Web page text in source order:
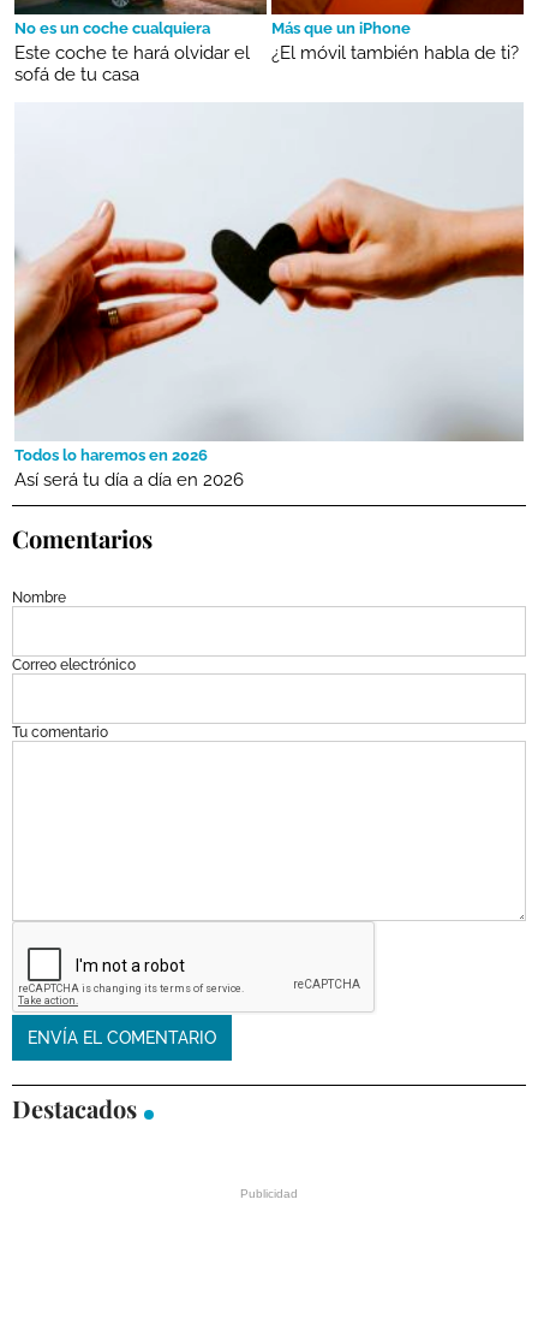
No es un coche cualquiera
Este coche te hará olvidar el
sofá de tu casa
Más que un iPhone
¿El móvil también habla de ti?
Todos lo haremos en 2026
Así será tu día a día en 2026
Comentarios
Nombre
Correo electrónico
Tu comentario
Destacados